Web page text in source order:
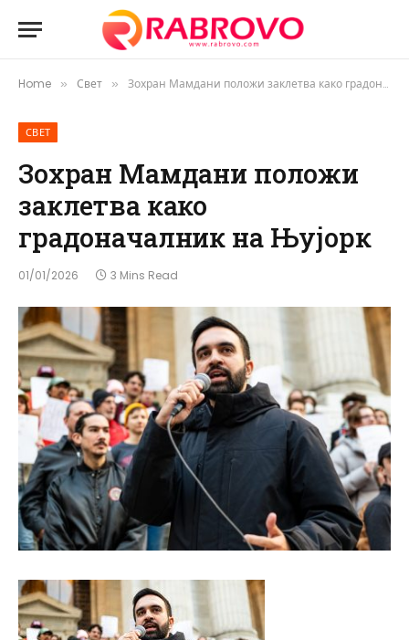
Home » Свет » Зохран Мамдани положи заклетва како градоначалник на Њујорк
СВЕТ
Зохран Мамдани положи
заклетва како
градоначалник на Њујорк
01/01/2026 3 Mins Read